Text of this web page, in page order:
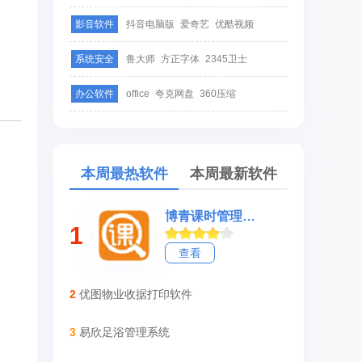
影音软件 抖音电脑版 爱奇艺 优酷视频
系统安全 鲁大师 方正字体 2345卫士
办公软件 office 夸克网盘 360压缩
本周最热软件 本周最新软件
1
博青课时管理系统
查看
2 优图物业收据打印软件
3 易欣足浴管理系统